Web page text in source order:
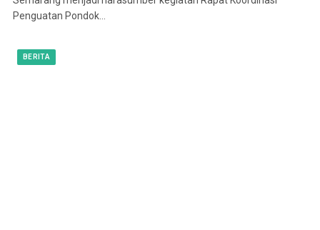
Penguatan Pondok…
BERITA